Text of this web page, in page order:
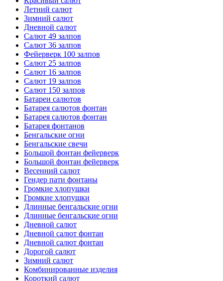
Летний салют
Зимний салют
Дневной салют
Салют 49 залпов
Салют 36 залпов
Фейерверк 100 залпов
Салют 25 залпов
Салют 16 залпов
Салют 19 залпов
Салют 150 залпов
Батареи салютов
Батарея салютов фонтан
Батарея салютов фонтан
Батарея фонтанов
Бенгальские огни
Бенгальские свечи
Большой фонтан фейерверк
Большой фонтан фейерверк
Весенний салют
Гендер пати фонтаны
Громкие хлопушки
Громкие хлопушки
Длинные бенгальские огни
Длинные бенгальские огни
Дневной салют
Дневной салют фонтан
Дневной салют фонтан
Дорогой салют
Зимний салют
Комбинированные изделия
Короткий салют